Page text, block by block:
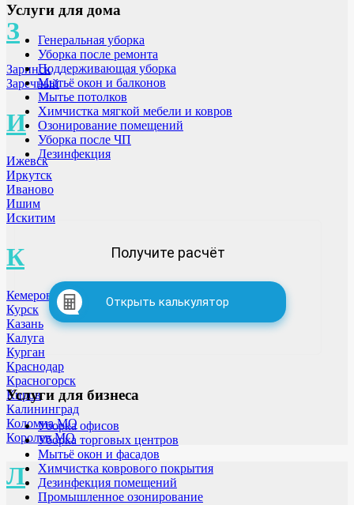
З
Заринск
Заречный
И
Ижевск
Иркутск
Иваново
Ишим
Искитим
К
Кемерово
Курск
Казань
Калуга
Курган
Краснодар
Красногорск
Киров
Калининград
Коломна МО
Королев МО
Л
Услуги для дома
Генеральная уборка
Уборка после ремонта
Поддерживающая уборка
Мытьё окон и балконов
Мытье потолков
Химчистка мягкой мебели и ковров
Озонирование помещений
Уборка после ЧП
Дезинфекция
Получите расчёт
Открыть калькулятор
Услуги для бизнеса
Уборка офисов
Уборка торговых центров
Мытьё окон и фасадов
Химчистка коврового покрытия
Дезинфекция помещений
Промышленное озонирование